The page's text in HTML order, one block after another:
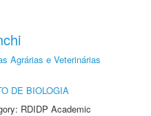
Agrárias e Veterinárias
DE BIOLOGIA
RDIDP Academic